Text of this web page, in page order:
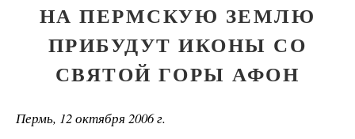
НА ПЕРМСКУЮ ЗЕМЛЮ
ПРИБУДУТ ИКОНЫ СО
СВЯТОЙ ГОРЫ АФОН
Пермь, 12 октября 2006 г.